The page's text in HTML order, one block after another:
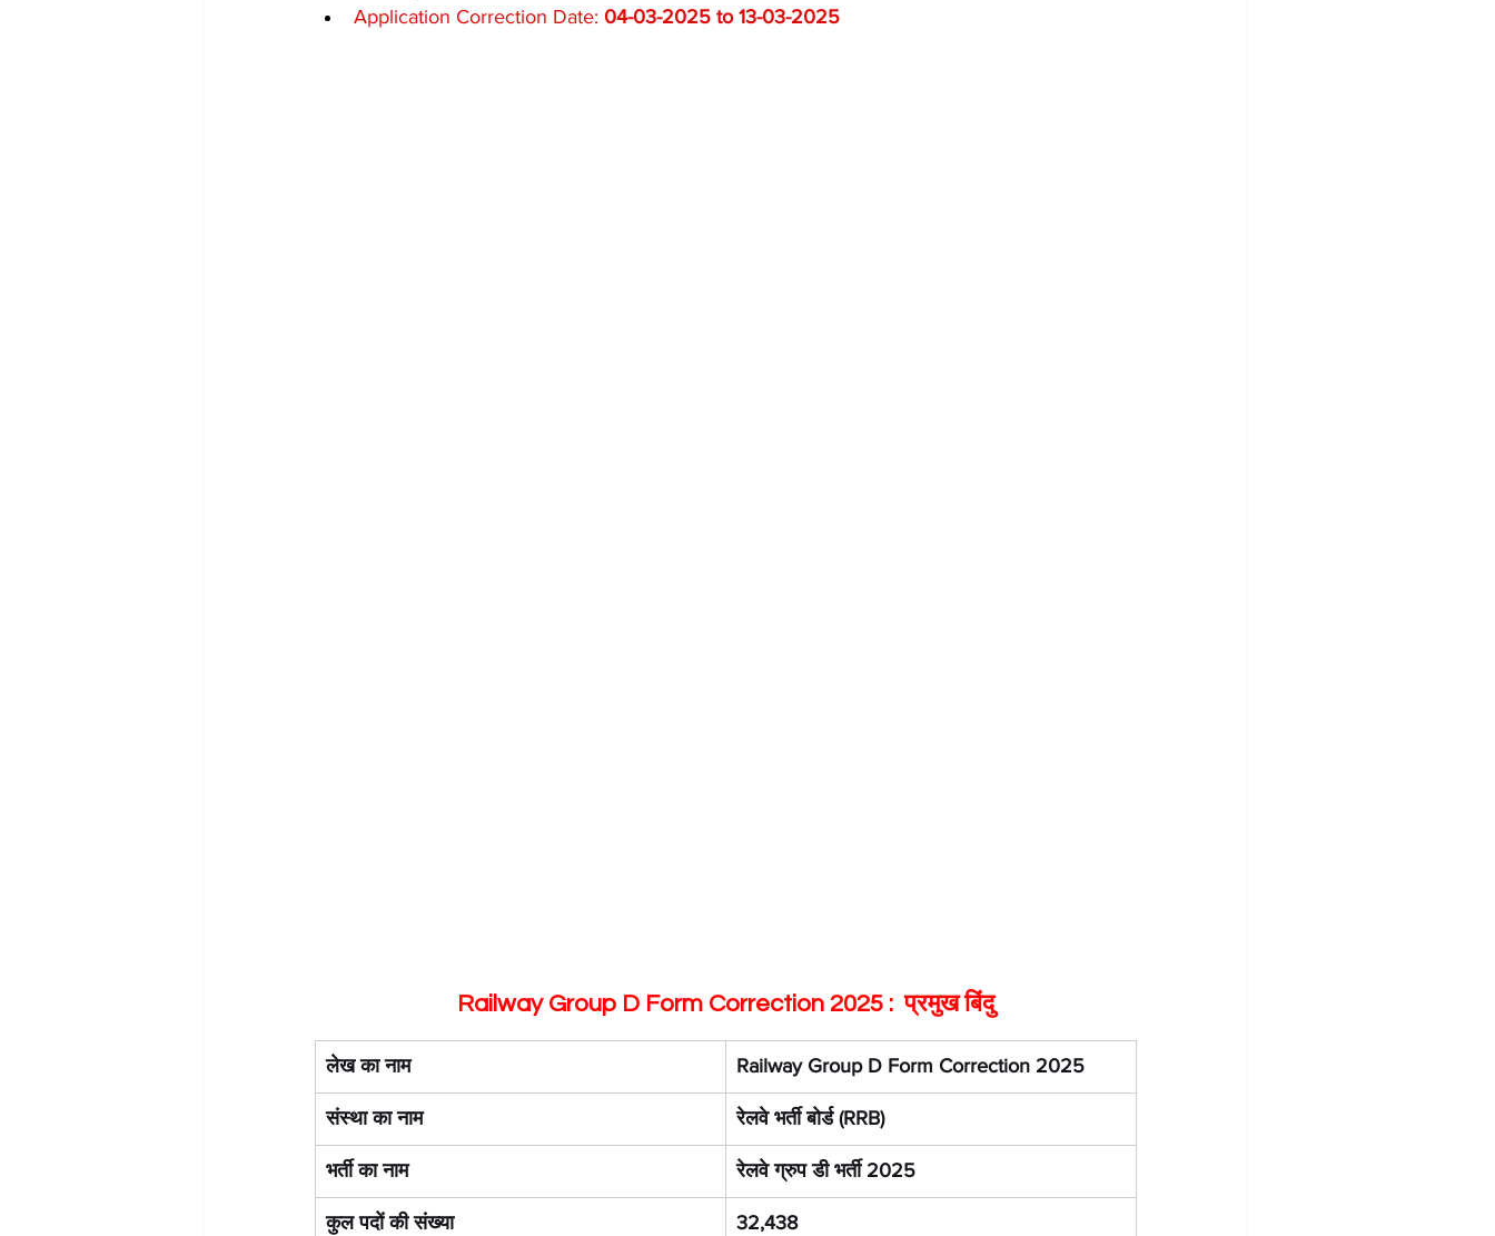
Application Correction Date: 04-03-2025 to 13-03-2025
Railway Group D Form Correction 2025 :  प्रमुख बिंदु
लेख का नाम Railway Group D Form Correction 2025
संस्था का नाम रेलवे भर्ती बोर्ड (RRB)
भर्ती का नाम रेलवे ग्रुप डी भर्ती 2025
कुल पदों की संख्या 32,438